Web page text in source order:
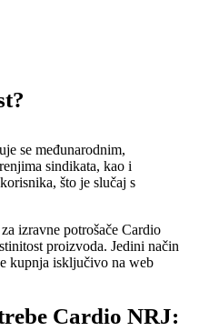
se međunarodnim,
sindikata, kao i
što je slučaj s
izravne potrošače Cardio
proizvoda. Jedini način
kupnja isključivo na web
Cardio NRJ: